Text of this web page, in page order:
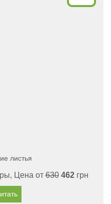
листья
Цена от630 462грн